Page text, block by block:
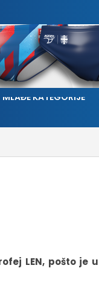
MLAĐE KATEGORIJE
LEN, pošto je u